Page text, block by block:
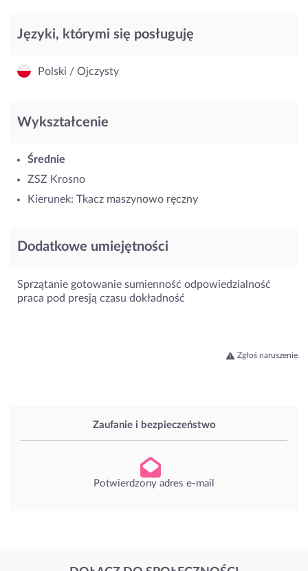
Zaufanie i bezpieczeństwo
Potwierdzony adres e-mail
Języki, którymi się posługuję
Polski / Ojczysty
Wykształcenie
Średnie
ZSZ Krosno
Kierunek: Tkacz maszynowo ręczny
Dodatkowe umiejętności
Sprzątanie gotowanie sumienność odpowiedzialność
praca pod presją czasu dokładność
Zgłoś naruszenie